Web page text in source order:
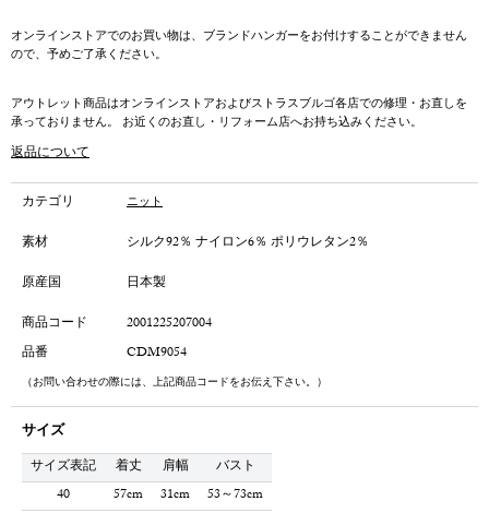
オンラインストアでのお買い物は、ブランドハンガーをお付けすることができません
ので、予めご了承ください。
アウトレット商品はオンラインストアおよびストラスブルゴ各店での修理・お直しを
承っておりません。 お近くのお直し・リフォーム店へお持ち込みください。
返品について
カテゴリ ニット
素材
シルク92％ ナイロン6％ ポリウレタン2％
原産国
日本製
商品コード
2001225207004
品番
CDM9054
（お問い合わせの際には、上記商品コードをお伝え下さい。）
サイズ
サイズ表記 着丈 肩幅
バスト
40
57cm 31cm 53～73cm